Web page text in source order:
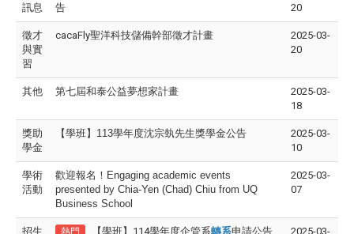
訊息
告
20
徵才
與實
習
cacaFly聖洋科技儲備幹部徵才計畫
2025-03-
20
其他 第七屆和泰公益夢想家計畫
2025-03-
18
獎助
學金
【學班】113學年度沈宗埶先生獎學金公告
2025-03-
10
學術
活動
歡迎報名！Engaging academic events
presented by Chia-Yen (Chad) Chiu from UQ
Business School
2025-03-
07
招生 熱門 【學班】114學年度企管系轉系申請公告 2025-03-